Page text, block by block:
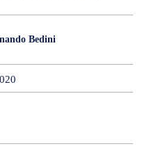
Bedini